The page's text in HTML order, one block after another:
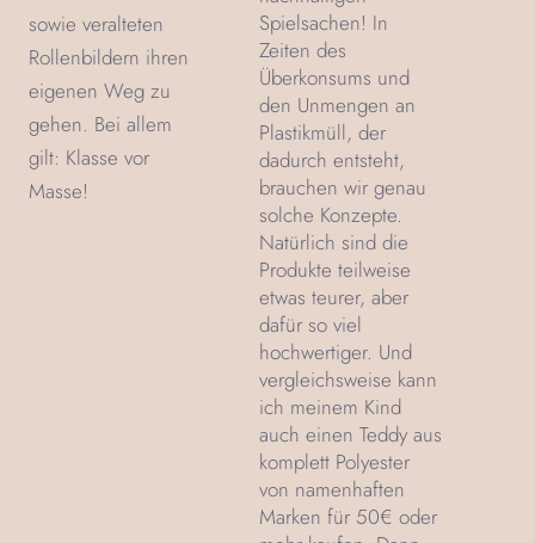
Spielsachen! In
Zeiten des
Überkonsums und
den Unmengen an
Plastikmüll, der
dadurch entsteht,
brauchen wir genau
solche Konzepte.
Natürlich sind die
Produkte teilweise
etwas teurer, aber
dafür so viel
hochwertiger. Und
vergleichsweise kann
ich meinem Kind
auch einen Teddy aus
komplett Polyester
von namenhaften
Marken für 50€ oder
sowie veralteten
Rollenbildern ihren
eigenen Weg zu
gehen. Bei allem
gilt: Klasse vor
Masse!